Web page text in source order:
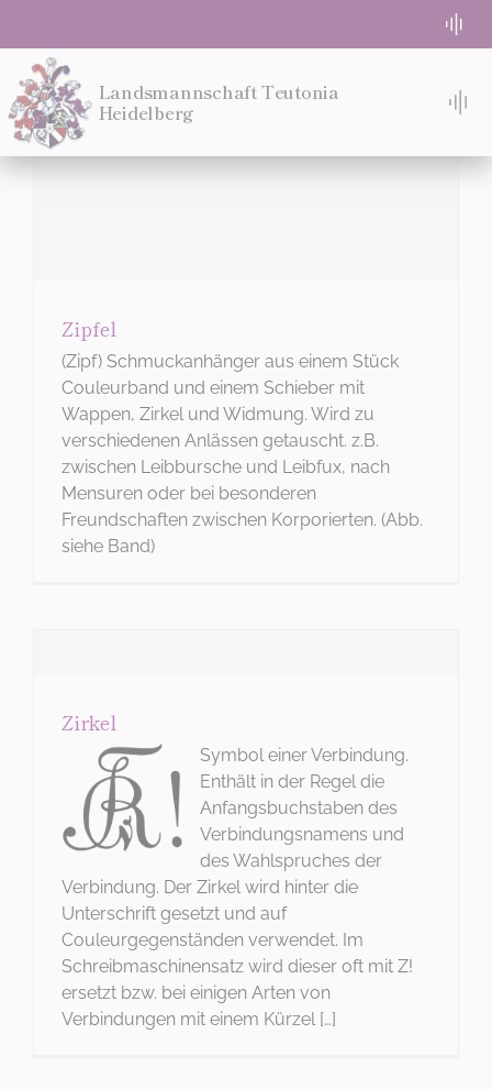
springen
WG-Zimmer frei
Absolute Beginner
Eventlocation Bremeneck
Kontakt
Tel: 06221 26 517
Landsmannschaft Teutonia
Heidelberg
TACH!
IDEE
MENSUR
KONTAKT
Zipfel
(Zipf) Schmuckanhänger aus einem Stück
Couleurband und einem Schieber mit
Wappen, Zirkel und Widmung. Wird zu
verschiedenen Anlässen getauscht. z.B.
zwischen Leibbursche und Leibfux, nach
Mensuren oder bei besonderen
Freundschaften zwischen Korporierten. (Abb.
siehe Band)
Zirkel
Symbol einer Verbindung.
Enthält in der Regel die
Anfangsbuchstaben des
Verbindungsnamens und
des Wahlspruches der
Verbindung. Der Zirkel wird hinter die
Unterschrift gesetzt und auf
Couleurgegenständen verwendet. Im
Schreibmaschinensatz wird dieser oft mit Z!
ersetzt bzw. bei einigen Arten von
Verbindungen mit einem Kürzel […]